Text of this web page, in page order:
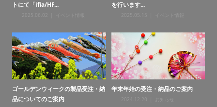
2026.07.21 お知らせ
品についてのご案内
2026.04.20
年末年始の受注・納品のご案内
2025.12.25 お知らせ
お盆期間の受注・納品のご案内
2025.08.06